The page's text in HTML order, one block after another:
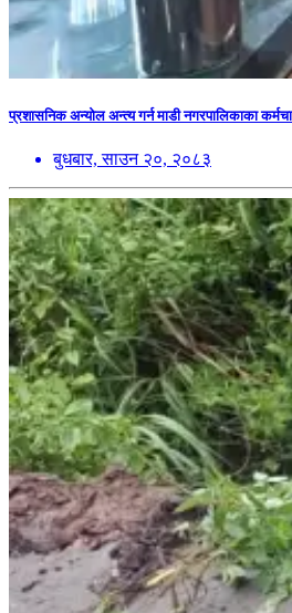
प्रशासनिक अन्योल अन्त्य गर्न माडी नगरपालिकाका
बुधबार, साउन २०, २०८३